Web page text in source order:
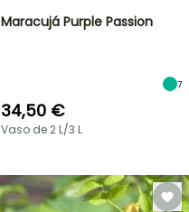
Maracujá Purple Passion
7
34,50 €
Vaso de 2 L/3 L